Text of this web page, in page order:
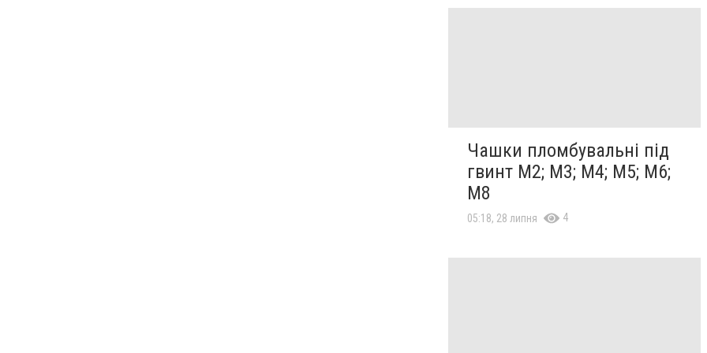
Чашки пломбувальні під
гвинт М2; М3; М4; М5; М6;
М8
05:18, 28 липня 4